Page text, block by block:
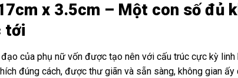
x 3.5cm – Một con số đủ
tới
của phụ nữ vốn được tạo nên với cấu trúc cực kỳ
đúng cách, được thư giãn và sẵn sàng, không gian